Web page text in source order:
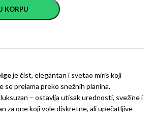
KORPU
je čist, elegantan i svetao miris koji
se prelama preko snežnih planina.
– ostavlja utisak urednosti, svežine i
za one koji vole diskretne, ali upečatljive